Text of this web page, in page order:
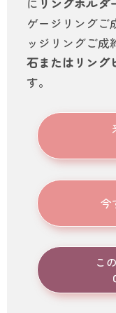
に リングホルダ
ゲージリングご
ッジリングご成
石またはリング
す。
今
こ